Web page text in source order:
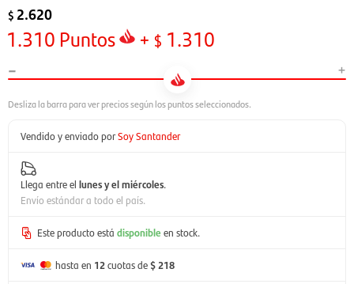
$ 2.620
1.310 Puntos + $ 1.310
- +
Vendido y enviado porSoy Santander
Llega entre el lunes y el miércoles.
Envío estándar a todo el país.
Este producto está disponible en stock.
hasta en 12cuotas de$ 218